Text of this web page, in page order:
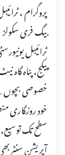
پروگرام ،
بیگ فری سکولز
ٹرائیبل
پیکج، پناہ
خصوصی بچوں
خود روزگاری
سطح تک
آپریشن سنٹر